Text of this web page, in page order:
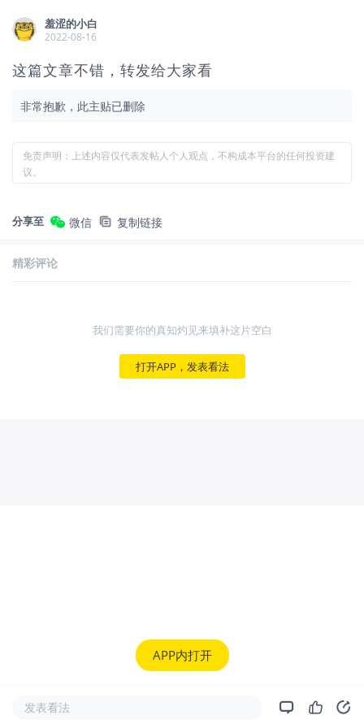
羞涩的小白
2022-08-16
这篇文章不错，转发给大家看
非常抱歉，此主贴已删除
免责声明：上述内容仅代表发帖人个人观点，不构成本平台的任何投资建
议。
分享至 微信 复制链接
精彩评论
我们需要你的真知灼见来填补这片空白
打开APP，发表看法
APP内打开
发表看法